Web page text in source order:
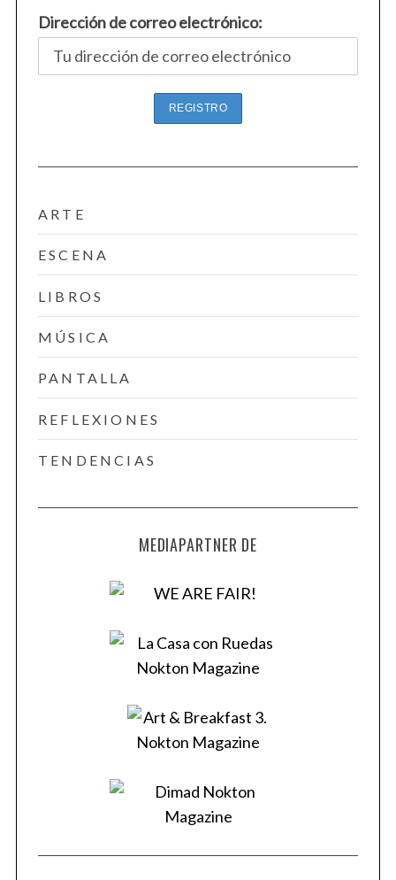
Dirección de correo electrónico:
ARTE
ESCENA
LIBROS
MÚSICA
PANTALLA
REFLEXIONES
TENDENCIAS
MEDIAPARTNER DE
: